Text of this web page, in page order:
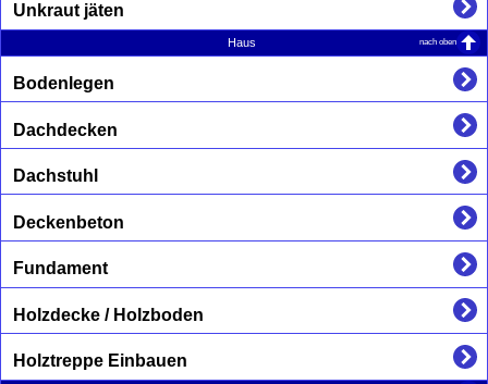
Unkraut jäten
Haus nach oben
Bodenlegen
Dachdecken
Dachstuhl
Deckenbeton
Fundament
Holzdecke / Holzboden
Holztreppe Einbauen